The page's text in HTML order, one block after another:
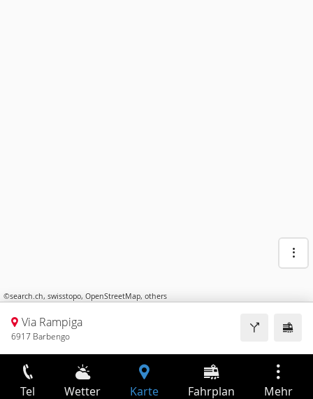
©search.ch, swisstopo, OpenStreetMap, others
Via Rampiga
6917 Barbengo
Tel Wetter Karte Fahrplan Mehr